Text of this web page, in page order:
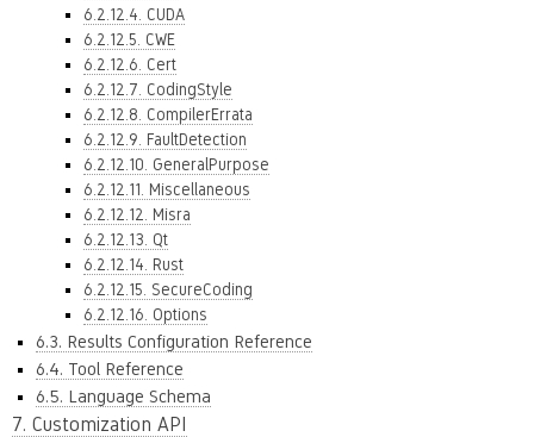
6.2.12.4. CUDA
6.2.12.5. CWE
6.2.12.6. Cert
6.2.12.7. CodingStyle
6.2.12.8. CompilerErrata
6.2.12.9. FaultDetection
6.2.12.10. GeneralPurpose
6.2.12.11. Miscellaneous
6.2.12.12. Misra
6.2.12.13. Qt
6.2.12.14. Rust
6.2.12.15. SecureCoding
6.2.12.16. Options
6.3. Results Configuration Reference
6.4. Tool Reference
6.5. Language Schema
7. Customization API